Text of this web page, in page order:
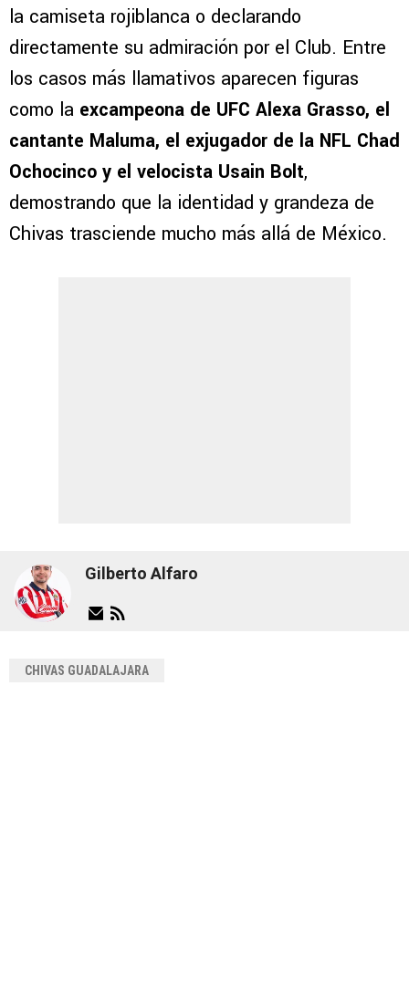
la camiseta rojiblanca o declarando
directamente su admiración por el Club. Entre
los casos más llamativos aparecen figuras
como la excampeona de UFC Alexa Grasso, el
cantante Maluma, el exjugador de la NFL Chad
Ochocinco y el velocista Usain Bolt,
demostrando que la identidad y grandeza de
Chivas trasciende mucho más allá de México.
Gilberto Alfaro
CHIVAS GUADALAJARA